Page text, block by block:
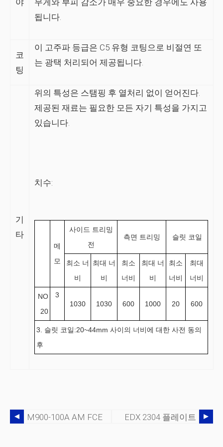
야
무게와 부피 감소가 매우 중요한 경우에도 사용
됩니다.
코
팅
이 고주파 등급은 C5 유형 코팅으로 비절연 또
는 광택 처리되어 제공됩니다.
기
타
위의 특성은 스탬핑 후 열처리 없이 얻어진다.
제공된 재료는 필요한 모든 자기 특성을 가지고
있습니다.
치수:
메
모
사이드 트리밍
전
측면 트리밍 슬릿 코일
최소 너
비
최대 너
비
최소
너비
최대 너
비
최소
너비
최대
너비
NO
20
3
1030
1030 600 1000 20 600
3. 슬릿 코일:20~44mm 사이의 너비에 대한 사전 동의
후
M900-100A AM FCE EDX 2304 플레이트